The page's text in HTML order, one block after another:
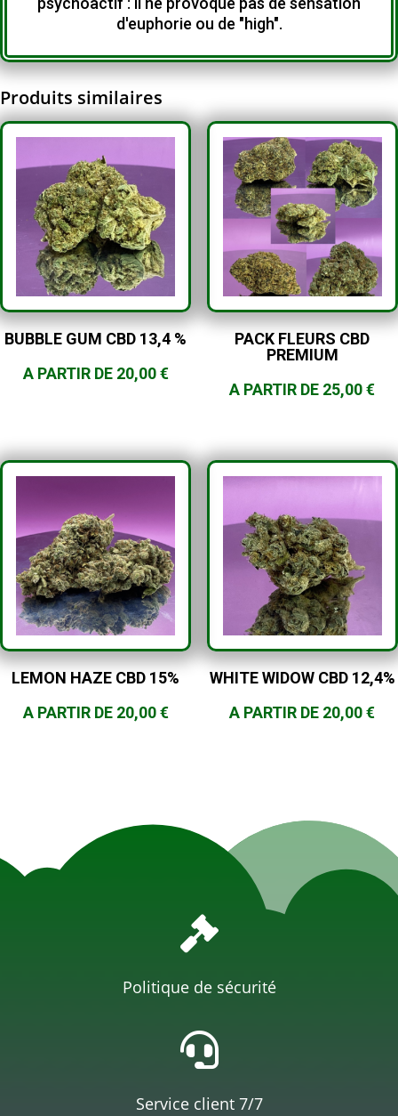
d'euphorie ou de "high".
Produits similaires
BUBBLE GUM CBD 13,4 %
A PARTIR DE 20,00€
PACK FLEURS CBD
PREMIUM
A PARTIR DE 25,00€
LEMON HAZE CBD 15%
A PARTIR DE 20,00€
WHITE WIDOW CBD 12,4%
A PARTIR DE 20,00€

Politique de sécurité

Service client 7/7